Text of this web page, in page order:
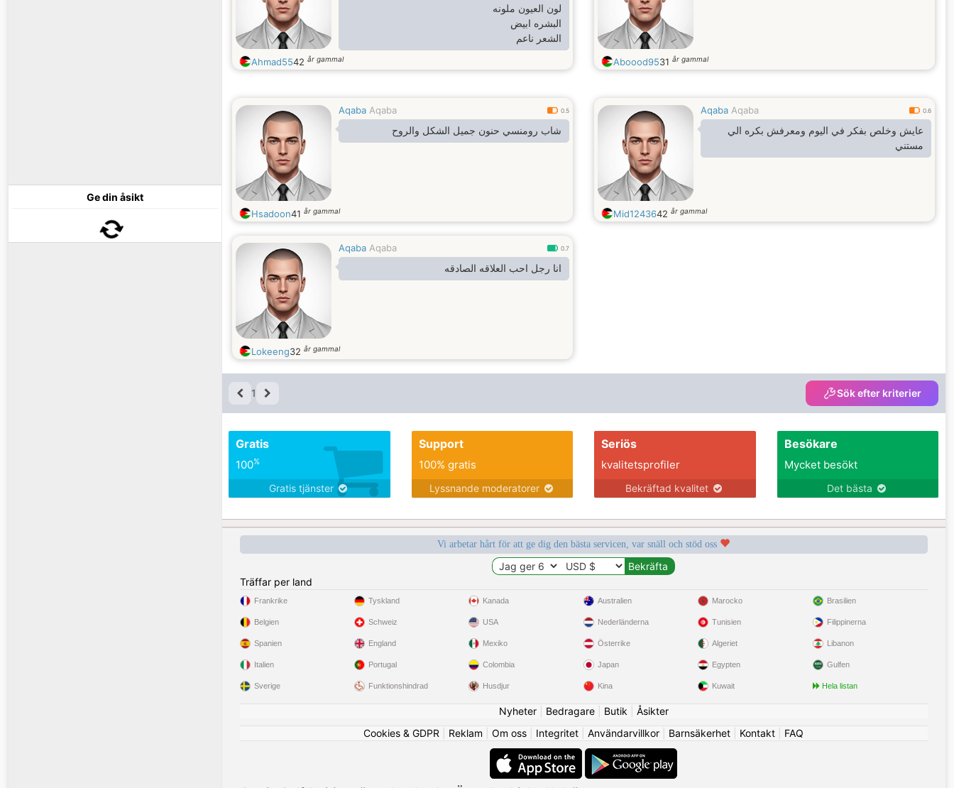
Ge din åsikt
لون العيون ملونه
البشره ابيض
الشعر ناعم
وسيم
Ahmad5542 år gammal Aboood9531 år gammal
Aqaba Aqaba 0.5
شاب رومنسي حنون جميل الشكل والروح
Hsadoon41 år gammal
Aqaba Aqaba 0.6
عايش وخلص بفكر في اليوم ومعرفش بكره الي
مستني
Mid1243642 år gammal
Aqaba Aqaba 0.7
انا رجل احب العلاقه الصادقه
Lokeeng32 år gammal
1 Sök efter kriterier
Gratis
100%
Gratis tjänster
Support
100% gratis
Lyssnande moderatorer
Seriös
kvalitetsprofiler
Bekräftad kvalitet
Besökare
Mycket besökt
Det bästa
Vi arbetar hårt för att ge dig den bästa servicen, var snäll och stöd oss
Träffar per land
Frankrike
Belgien
Spanien
Italien
Sverige
Tyskland
Schweiz
England
Portugal
Funktionshindrad
Kanada
USA
Mexiko
Colombia
Husdjur
Australien
Nederländerna
Österrike
Japan
Kina
Marocko
Tunisien
Algeriet
Egypten
Kuwait
Brasilien
Filippinerna
Libanon
Gulfen
Hela listan
Nyheter| Bedragare| Butik
Åsikter
Cookies & GDPR
Reklam Om oss Integritet Användarvillkor Barnsäkerhet Kontakt FAQ